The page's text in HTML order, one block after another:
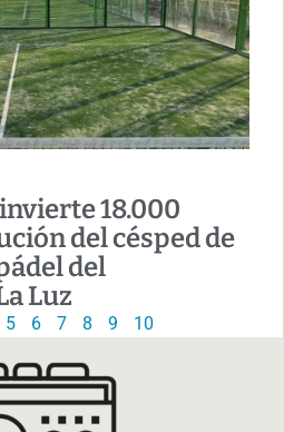
18.000
del césped de
del
Luz
5 6 7 8 9 10